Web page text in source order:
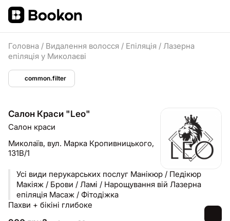
Головна / Видалення волосся / Епіляція / Лазерна
епіляція у Миколаєві
common.filter
Салон Краси "Leo"
Салон краси
Миколаїв, вул. Марка Кропивницького,
131В/1
Усі види перукарських послуг Манікюр / Педікюр
Макіяж / Брови / Ламі / Нарощування вій Лазерна
епіляція Масаж / Фітодіжка
Пахви + бікіні глибоке